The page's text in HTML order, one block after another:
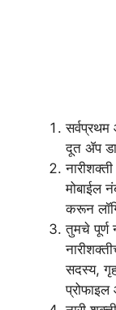
दूत ॲप
मोबाईल
करून
तुमचे पूर्ण
सदस्य,